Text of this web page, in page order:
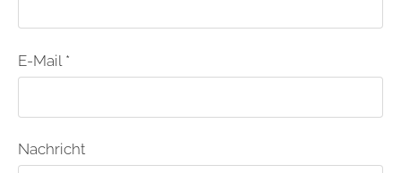
E-Mail *
Nachricht